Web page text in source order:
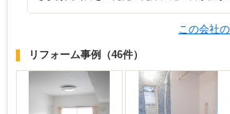
この会社
リフォーム事例 （46件）